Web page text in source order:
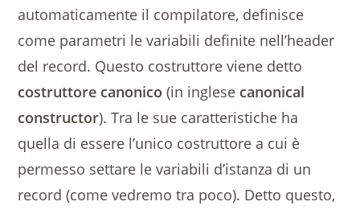
automaticamente il compilatore, definisce
come parametri le variabili definite nell’header
del record. Questo costruttore viene detto
costruttore canonico (in inglese canonical
constructor). Tra le sue caratteristiche ha
quella di essere l’unico costruttore a cui è
permesso settare le variabili d’istanza di un
record (come vedremo tra poco). Detto questo,